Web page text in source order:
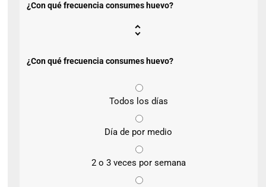
¿Con qué frecuencia consumes huevo?
¿Con qué frecuencia consumes huevo?
Todos los días
Día de por medio
2 o 3 veces por semana